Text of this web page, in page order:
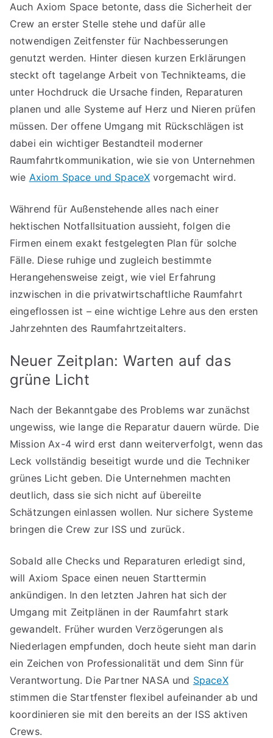
Auch Axiom Space betonte, dass die Sicherheit der
Crew an erster Stelle stehe und dafür alle
notwendigen Zeitfenster für Nachbesserungen
genutzt werden. Hinter diesen kurzen Erklärungen
steckt oft tagelange Arbeit von Technikteams, die
unter Hochdruck die Ursache finden, Reparaturen
planen und alle Systeme auf Herz und Nieren prüfen
müssen. Der offene Umgang mit Rückschlägen ist
dabei ein wichtiger Bestandteil moderner
Raumfahrtkommunikation, wie sie von Unternehmen
wie Axiom Space und SpaceX vorgemacht wird.
Während für Außenstehende alles nach einer
hektischen Notfallsituation aussieht, folgen die
Firmen einem exakt festgelegten Plan für solche
Fälle. Diese ruhige und zugleich bestimmte
Herangehensweise zeigt, wie viel Erfahrung
inzwischen in die privatwirtschaftliche Raumfahrt
eingeflossen ist – eine wichtige Lehre aus den ersten
Jahrzehnten des Raumfahrtzeitalters.
Neuer Zeitplan: Warten auf das
grüne Licht
Nach der Bekanntgabe des Problems war zunächst
ungewiss, wie lange die Reparatur dauern würde. Die
Mission Ax-4 wird erst dann weiterverfolgt, wenn das
Leck vollständig beseitigt wurde und die Techniker
grünes Licht geben. Die Unternehmen machten
deutlich, dass sie sich nicht auf übereilte
Schätzungen einlassen wollen. Nur sichere Systeme
bringen die Crew zur ISS und zurück.
Sobald alle Checks und Reparaturen erledigt sind,
will Axiom Space einen neuen Starttermin
ankündigen. In den letzten Jahren hat sich der
Umgang mit Zeitplänen in der Raumfahrt stark
gewandelt. Früher wurden Verzögerungen als
Niederlagen empfunden, doch heute sieht man darin
ein Zeichen von Professionalität und dem Sinn für
Verantwortung. Die Partner NASA und SpaceX
stimmen die Startfenster flexibel aufeinander ab und
koordinieren sie mit den bereits an der ISS aktiven
Crews.